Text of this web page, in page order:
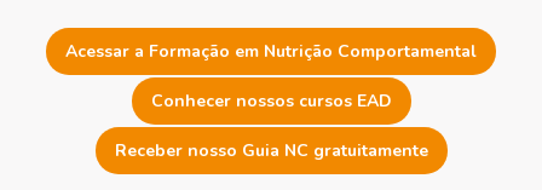
Acessar a Formação em Nutrição Comportamental
Conhecer nossos cursos EAD
Receber nosso Guia NC gratuitamente